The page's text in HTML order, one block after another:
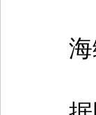
海